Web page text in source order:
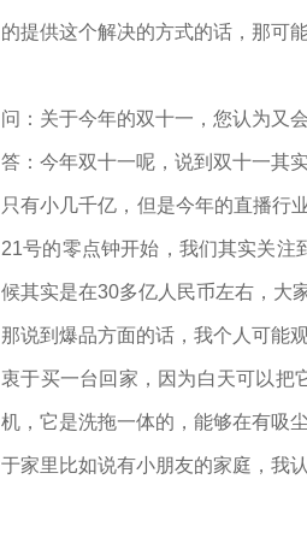
的提供这个解决的方式的话，那可
问：关于今年的双十一，您认为又
答：今年双十一呢，说到双十一其
只有小几千亿，但是今年的直播行
21号的零点钟开始，我们其实关注
候其实是在30多亿人民币左右，大
那说到爆品方面的话，我个人可能
衷于买一台回家，因为白天可以把
机，它是洗拖一体的，能够在有吸
于家里比如说有小朋友的家庭，我